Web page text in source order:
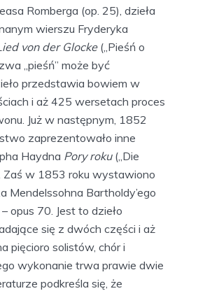
Romberga (op. 25), dzieła
wierszu Fryderyka
von der Glocke („Pieśń o
„pieśń” może być
przedstawia bowiem w
i aż 425 wersetach proces
Już w następnym, 1852
zaprezentowało inne
Haydna Pory roku („Die
Zaś w 1853 roku wystawiono
Mendelssohna Bartholdy’ego
– opus 70. Jest to dzieło
się z dwóch części i aż
pięcioro solistów, chór i
wykonanie trwa prawie dwie
podkreśla się, że